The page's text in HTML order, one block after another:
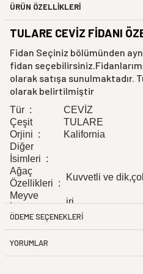
ÜRÜN ÖZELLİKLERİ
TULARE CEVİZ FİDANI
Fidan Seçiniz bölümünden
fidan
olarak satışa sunulmaktadır.
olarak belirtilmiştir
Tür :
CEVİZ
Çeşit
TULARE
Orjini :
Kalifornia
Diğer
İsimleri :
Ağaç
Özellikleri :
Kuvvetli ve
Meyve
iri
Meyve
Şekli :
Meyve
Kabuğu :
ÖDEME SEÇENEKLERI
YORUMLAR